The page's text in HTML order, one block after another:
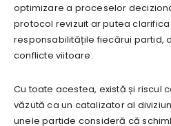
optimizare a proceselor
protocol revizuit ar putea clarifica
responsabilitățile fiecărui partid,
conflicte viitoare.
Cu toate acestea, există și riscul
văzută ca un catalizator al
unele partide consideră că